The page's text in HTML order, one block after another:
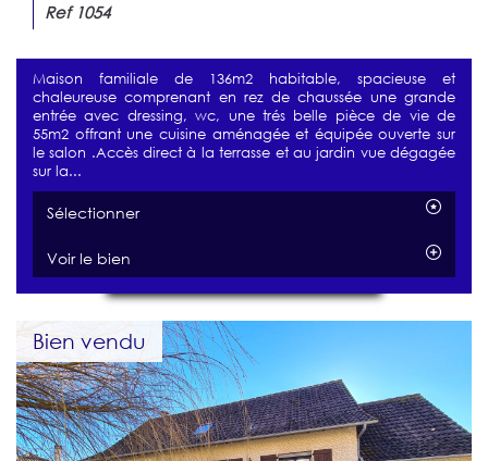
Ref 1054
Maison familiale de 136m2 habitable, spacieuse et
chaleureuse comprenant en rez de chaussée une grande
entrée avec dressing, wc, une trés belle pièce de vie de
55m2 offrant une cuisine aménagée et équipée ouverte sur
le salon .Accès direct à la terrasse et au jardin vue dégagée
sur la...
Sélectionner
Voir le bien
Bien vendu